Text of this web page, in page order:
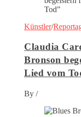
Künstler/
Claudia
Bronson
Lied vom
By /